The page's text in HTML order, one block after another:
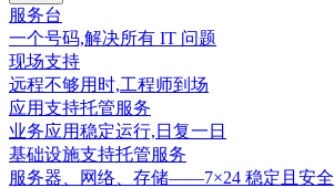
服务台
一个号码,解决所有 IT 问题
现场支持
远程不够用时,工程师到场
应用支持托管服务
业务应用稳定运行,日复一日
基础设施支持托管服务
服务器、网络、存储——7×24 稳定且安全